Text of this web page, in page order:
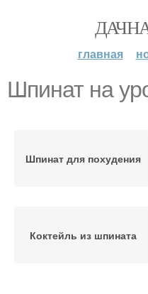
главная
Шпинат на
Шпинат для похудения
Коктейль из шпината